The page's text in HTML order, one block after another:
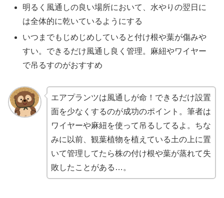
明るく風通しの良い場所において、水やりの翌日に
は全体的に乾いているようにする
いつまでもじめじめしていると付け根や葉が傷みや
すい。できるだけ風通し良く管理。麻紐やワイヤー
で吊るすのがおすすめ
エアプランツは風通しが命！できるだけ設置
面を少なくするのが成功のポイント。筆者は
ワイヤーや麻紐を使って吊るしてるよ。ちな
みに以前、観葉植物を植えている土の上に置
いて管理してたら株の付け根や葉が蒸れて失
敗したことがある…。